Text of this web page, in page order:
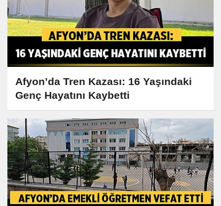
Afyon’da Tren Kazası: 16 Yaşındaki
Genç Hayatını Kaybetti